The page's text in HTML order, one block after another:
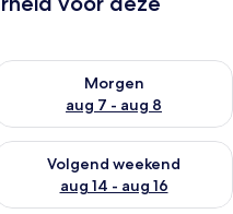
vanavond aug 6 - aug 7
Morgen
aug 7 - aug 8
beschikbaarheid
dit weekend aug 7 -
Volgend weekend
aug 14 - aug 16
beschikbaarheid